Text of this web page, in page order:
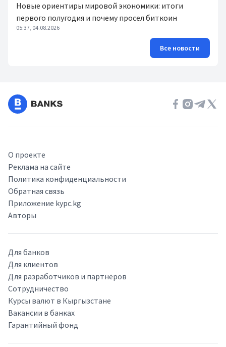
Новые ориентиры мировой экономики: итоги
первого полугодия и почему просел биткоин
05:37, 04.08.2026
Все новости
О проекте
Реклама на сайте
Политика конфиденциальности
Обратная связь
Приложение kypc.kg
Авторы
Для банков
Для клиентов
Для разработчиков и партнёров
Сотрудничество
Курсы валют в Кыргызстане
Вакансии в банках
Гарантийный фонд